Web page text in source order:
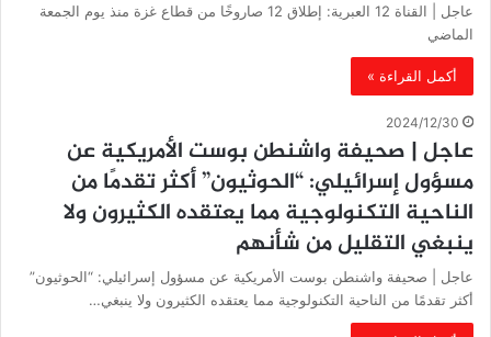
‏عاجل | القناة 12 العبرية: إطلاق 12 صاروخًا من قطاع غزة منذ يوم الجمعة
الماضي
أكمل القراءة »
2024/12/30
‏عاجل | صحيفة واشنطن بوست الأمريكية عن
مسؤول إسرائيلي: “الحوثيون” أكثر تقدمًا من
الناحية التكنولوجية مما يعتقده الكثيرون ولا
ينبغي التقليل من شأنهم
‏عاجل | صحيفة واشنطن بوست الأمريكية عن مسؤول إسرائيلي: “الحوثيون”
أكثر تقدمًا من الناحية التكنولوجية مما يعتقده الكثيرون ولا ينبغي…